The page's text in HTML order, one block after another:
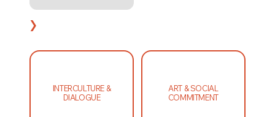
›
INTERCULTURE &
DIALOGUE
ART & SOCIAL
COMMITMENT